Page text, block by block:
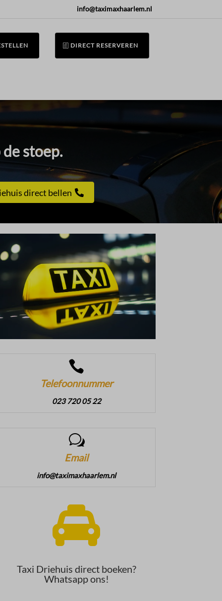
info@taximaxhaarlem.nl
DIRECT RESERVEREN
stoep.
direct bellen

Telefoonnummer
023 720 05 22
w
Email
info@taximaxhaarlem.nl

Taxi Driehuis direct boeken?
Whatsapp ons!